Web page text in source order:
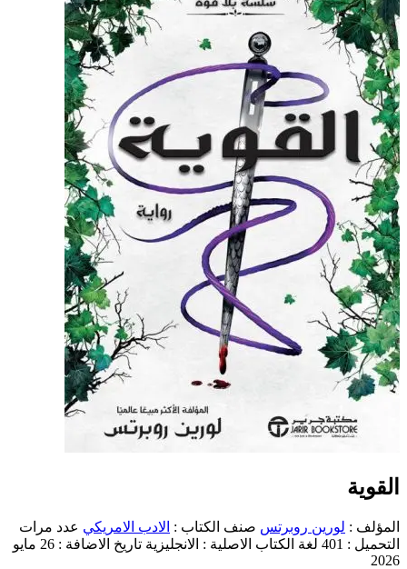
القوية
المؤلف : لورين روبرتس صنف الكتاب : الادب الامريكي عدد مرات
التحميل : 401
لغة الكتاب الاصلية : الانجليزية
تاريخ الاضافة : 26 مايو
2026